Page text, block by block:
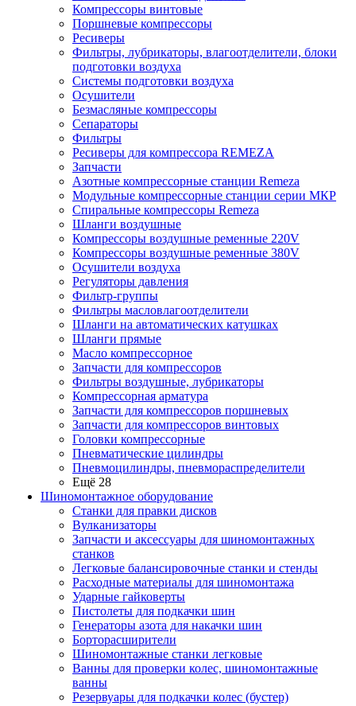
Компрессоры винтовые
Поршневые компрессоры
Ресиверы
Фильтры, лубрикаторы, влагоотделители, блоки
подготовки воздуха
Системы подготовки воздуха
Осушители
Безмасляные компрессоры
Сепараторы
Фильтры
Ресиверы для компрессора REMEZA
Запчасти
Азотные компрессорные станции Remeza
Модульные компрессорные станции серии МКР
Спиральные компрессоры Remeza
Шланги воздушные
Компрессоры воздушные ременные 220V
Компрессоры воздушные ременные 380V
Осушители воздуха
Регуляторы давления
Фильтр-группы
Фильтры масловлагоотделители
Шланги на автоматических катушках
Шланги прямые
Масло компрессорное
Запчасти для компрессоров
Фильтры воздушные, лубрикаторы
Компрессорная арматура
Запчасти для компрессоров поршневых
Запчасти для компрессоров винтовых
Головки компрессорные
Пневматические цилиндры
Пневмоцилиндры, пневмораспределители
Ещё 28
Шиномонтажное оборудование
Станки для правки дисков
Вулканизаторы
Запчасти и аксессуары для шиномонтажных
станков
Легковые балансировочные станки и стенды
Расходные материалы для шиномонтажа
Ударные гайковерты
Пистолеты для подкачки шин
Генераторы азота для накачки шин
Борторасширители
Шиномонтажные станки легковые
Ванны для проверки колес, шиномонтажные
ванны
Резервуары для подкачки колес (бустер)